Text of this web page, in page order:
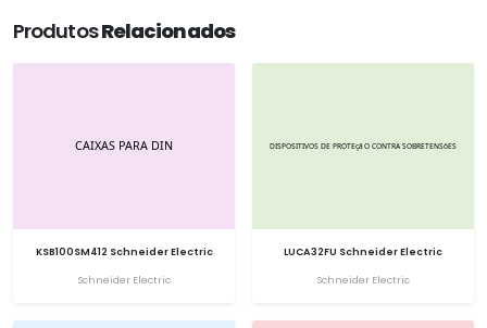
ProdutosRelacionados
KSB100SM412 Schneider Electric
Schneider Electric
LUCA32FU Schneider Electric
Schneider Electric